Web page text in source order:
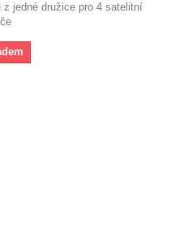
jedné družice pro 4 satelitní